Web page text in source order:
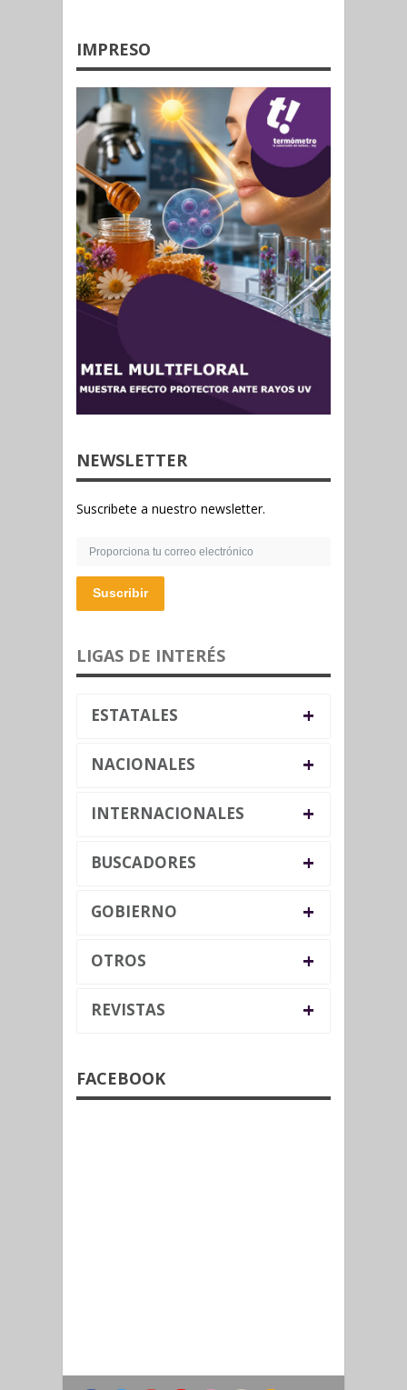
IMPRESO
NEWSLETTER
Suscribete a nuestro newsletter.
Suscribir
LIGAS DE INTERÉS
ESTATALES +
NACIONALES +
INTERNACIONALES +
BUSCADORES +
GOBIERNO +
OTROS +
REVISTAS +
FACEBOOK